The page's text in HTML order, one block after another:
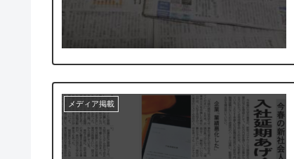
メディア掲載